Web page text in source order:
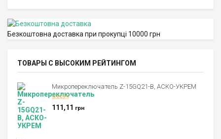
Безкоштовна доставка при прокупці 10000 грн
ТОВАРЫ С ВЫСОКИМ РЕЙТИНГОМ
Микропереключатель Z-15GQ21-B, АСКО-УКРЕМ
Оценка5.00
из 5
111,11 грн